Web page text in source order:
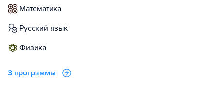
математика
русский язык
физика
3 программы